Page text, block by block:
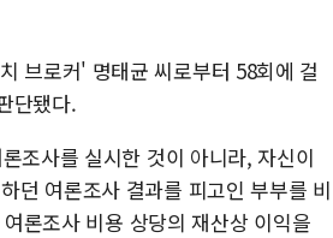
브로커' 명태균 씨로부터 58회에 걸
단됐다.
조사를 실시한 것이 아니라, 자신이
던 여론조사 결과를 피고인 부부를 비
론조사 비용 상당의 재산상 이익을